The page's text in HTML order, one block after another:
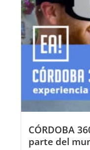
CÓRDOBA
parte del